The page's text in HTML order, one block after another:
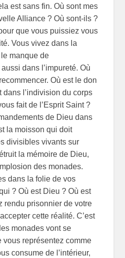
est sans fin. Où sont mes
Alliance ? Où sont-ils ?
que vous puissiez vous
Vous vivez dans la
manque de
dans l’impureté. Où
Où est le don
dans l’indivision du corps
fait de l’Esprit Saint ?
de Dieu dans
la moisson qui doit
divisibles vivants sur
la mémoire de Dieu,
des monades.
dans la folie de vos
? Où est Dieu ? Où est
rendu prisonnier de votre
cette réalité. C’est
monades vont se
vous représentez comme
consume de l’intérieur,